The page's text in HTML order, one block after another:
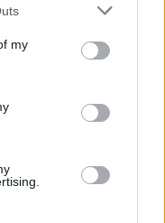
one or more Google
You may click to
third-party tags to
in below Google
my
πιο Εύκολη